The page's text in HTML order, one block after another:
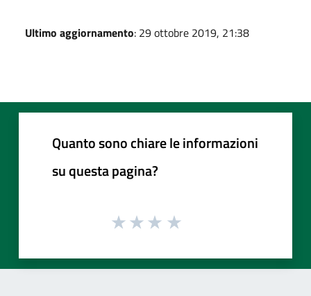
Ultimo aggiornamento: 29 ottobre 2019, 21:38
Quanto sono chiare le informazioni
su questa pagina?